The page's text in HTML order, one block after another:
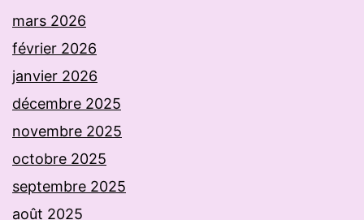
mars 2026
février 2026
janvier 2026
décembre 2025
novembre 2025
octobre 2025
septembre 2025
août 2025